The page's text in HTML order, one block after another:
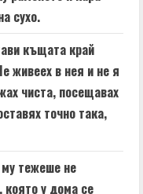
сухо.
къщата край
живеех в нея и не я
чиста, посещавах
точно така,
тежеше не
която у дома се